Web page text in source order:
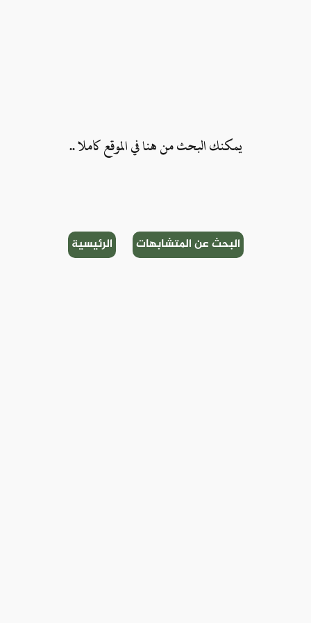
.. يمكنك البحث من هنا في الموقع كاملا
الرئيسية البحث عن المتشابهات